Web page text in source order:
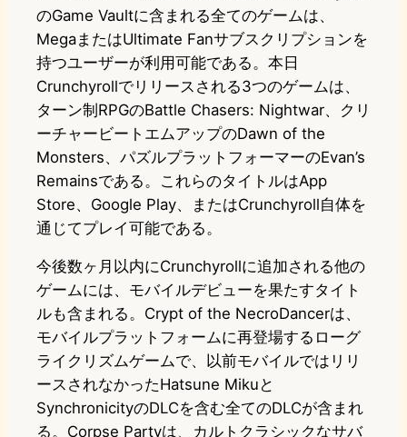
のGame Vaultに含まれる全てのゲームは、
MegaまたはUltimate Fanサブスクリプションを
持つユーザーが利用可能である。本日
Crunchyrollでリリースされる3つのゲームは、
ターン制RPGのBattle Chasers: Nightwar、クリ
ーチャービートエムアップのDawn of the
Monsters、パズルプラットフォーマーのEvan’s
Remainsである。これらのタイトルはApp
Store、Google Play、またはCrunchyroll自体を
通じてプレイ可能である。
今後数ヶ月以内にCrunchyrollに追加される他の
ゲームには、モバイルデビューを果たすタイト
ルも含まれる。Crypt of the NecroDancerは、
モバイルプラットフォームに再登場するローグ
ライクリズムゲームで、以前モバイルではリリ
ースされなかったHatsune Mikuと
SynchronicityのDLCを含む全てのDLCが含まれ
る。Corpse Partyは、カルトクラシックなサバ